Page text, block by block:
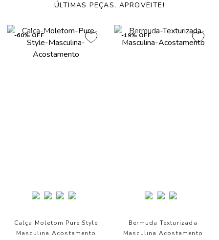
ÚLTIMAS PEÇAS, APROVEITE!
-60% OFF
Calça Moletom Pure Style
Masculina Acostamento
-19% OFF
Bermuda Texturizada
Masculina Acostamento